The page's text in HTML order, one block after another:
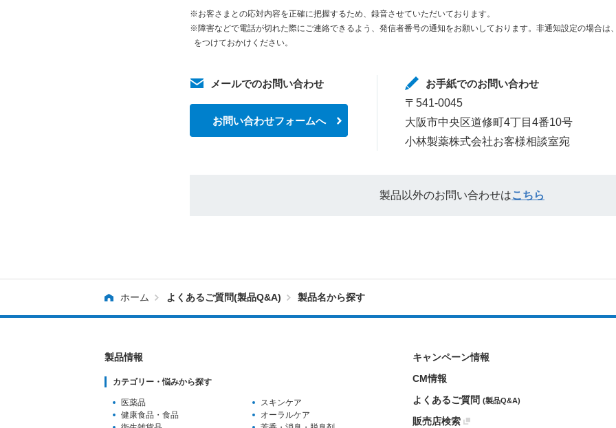
※お客さまとの応対内容を正確に把握するため、録音させていただいております。
※障害などで電話が切れた際にご連絡できるよう、発信者番号の通知をお願いしております。非通知設定の場合は
をつけておかけください。
メールでのお問い合わせ
お問い合わせフォームへ
お手紙でのお問い合わせ
〒541-0045
大阪市中央区道修町4丁目4番10号
小林製薬株式会社お客様相談室宛
製品以外のお問い合わせはこちら
ホーム よくあるご質問(製品Q&A) 製品名から探す
製品情報
カテゴリー・悩みから探す
医薬品
スキンケア
健康食品・食品
オーラルケア
キャンペーン情報
CM情報
よくあるご質問 (製品Q&A)
販売店検索